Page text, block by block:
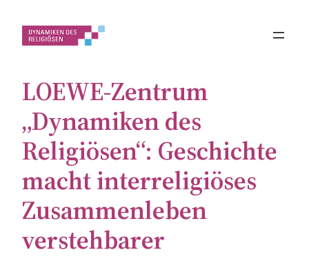
Inhalt
springen
LOEWE-Zentrum
„Dynamiken des
Religiösen“: Geschichte
macht interreligiöses
Zusammenleben
verstehbarer